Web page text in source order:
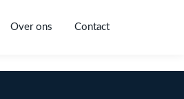
Over ons Contact